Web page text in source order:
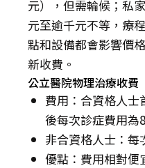
元），但需輪候；私
元至逾千元不等，療
點和設備都會影響價
新收費。
公立醫院物理治療收費
費用：合資格人士
後每次診症費用為
非合資格人士：每
優點：費用相對便